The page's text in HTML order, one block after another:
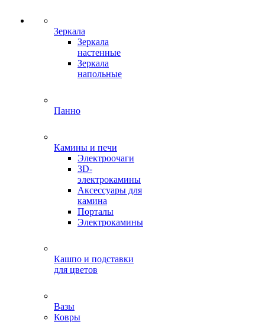
Зеркала
Зеркала
настенные
Зеркала
напольные
Панно
Камины и печи
Электроочаги
3D-
электрокамины
Аксессуары для
камина
Порталы
Электрокамины
Кашпо и подставки
для цветов
Вазы
Ковры